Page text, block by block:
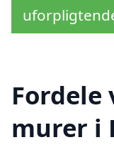
murer i